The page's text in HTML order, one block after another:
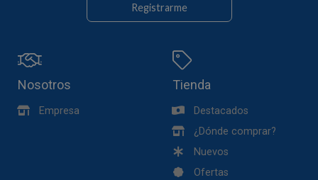
Registrarme
Nosotros
Empresa
Tienda
Destacados
¿Dónde comprar?
Nuevos
Ofertas